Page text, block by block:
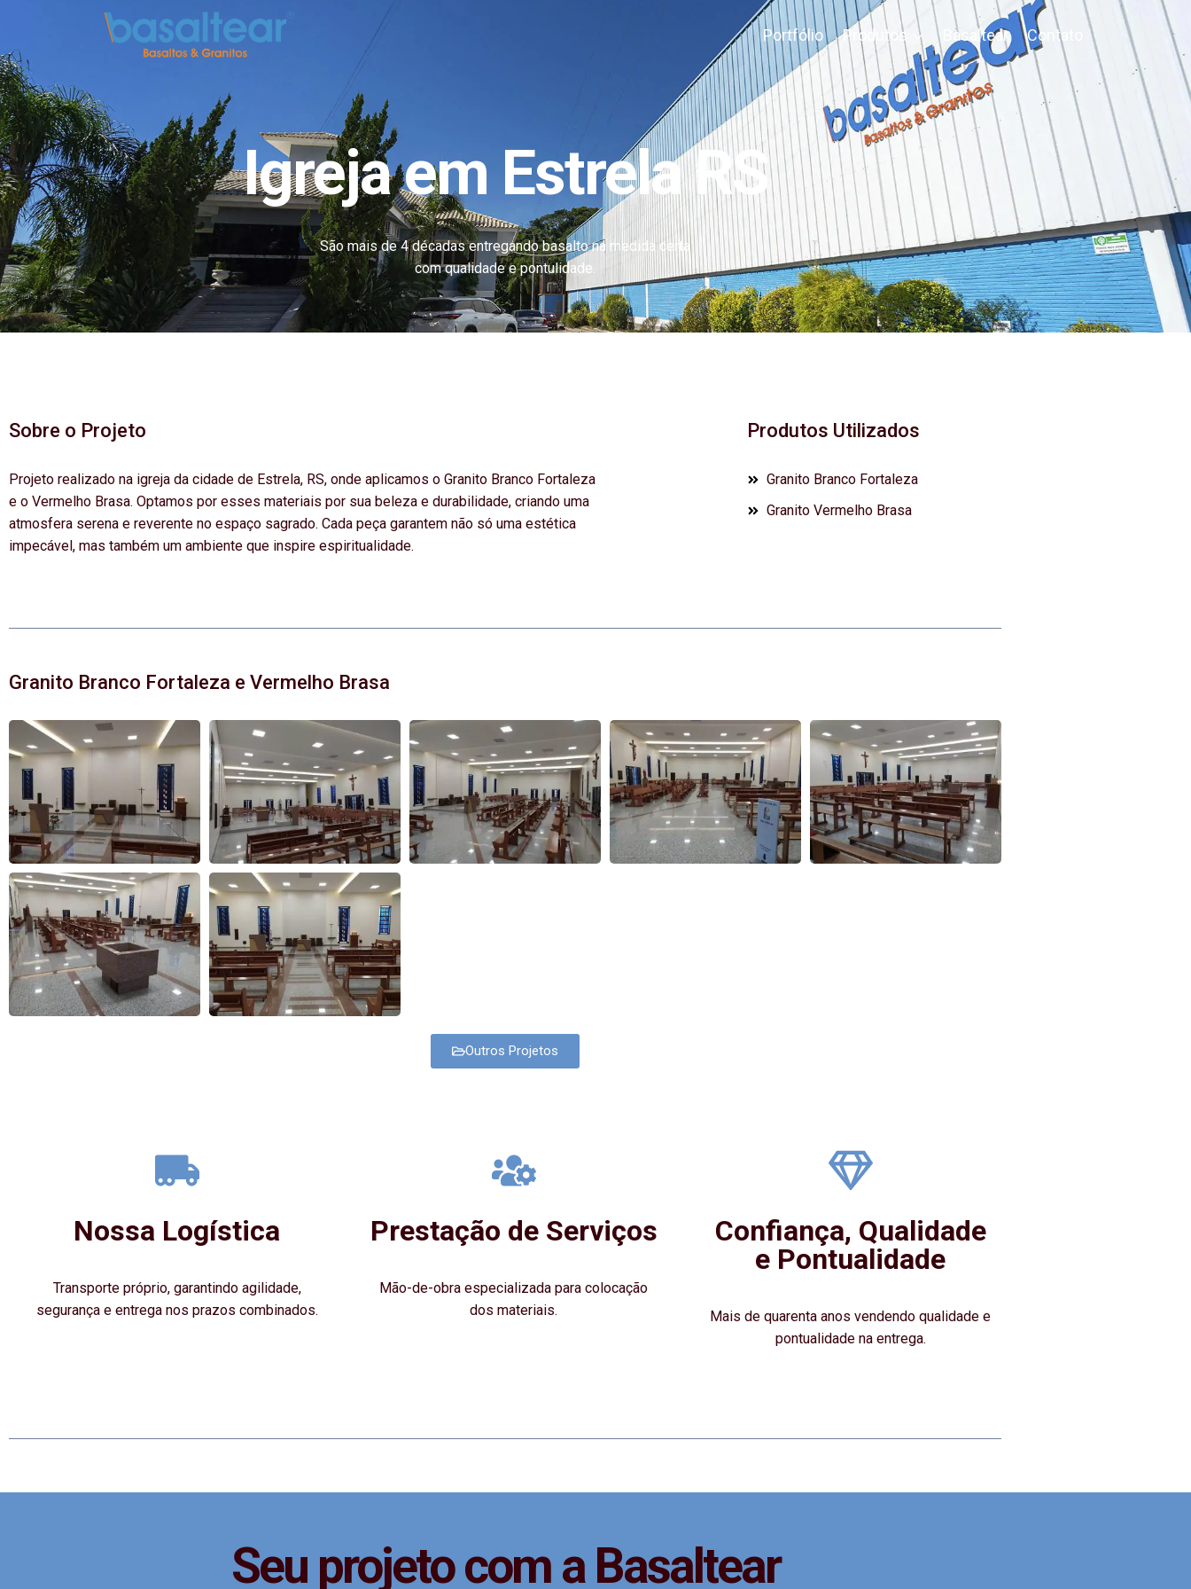
Portfólio Produtos Basaltear Contato
Igreja em Estrela RS
São mais de 4 décadas entregando basalto na medida certa
com qualidade e pontulidade.
Sobre o Projeto
Projeto realizado na igreja da cidade de Estrela, RS, onde aplicamos o Granito Branco Fortaleza
e o Vermelho Brasa. Optamos por esses materiais por sua beleza e durabilidade, criando uma
atmosfera serena e reverente no espaço sagrado. Cada peça garantem não só uma estética
impecável, mas também um ambiente que inspire espiritualidade.
Produtos Utilizados
Granito Branco Fortaleza
Granito Vermelho Brasa
Granito Branco Fortaleza e Vermelho Brasa
Outros Projetos
Nossa Logística
Transporte próprio, garantindo agilidade,
segurança e entrega nos prazos combinados.
Prestação de Serviços
Mão-de-obra especializada para colocação
dos materiais.
Confiança, Qualidade
e Pontualidade
Mais de quarenta anos vendendo qualidade e
pontualidade na entrega.
Seu projeto com a Basaltear